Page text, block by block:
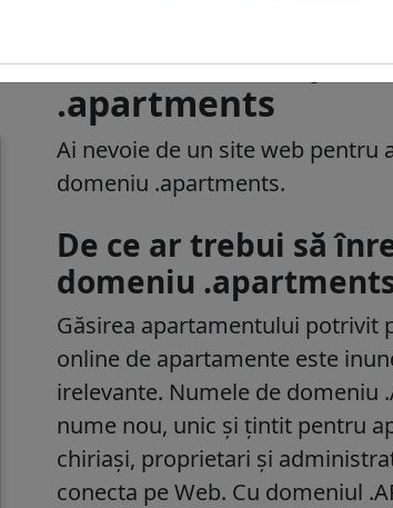
Informații despre
.apartments
Ai nevoie de un site web pentru
domeniu .apartments.
De ce ar trebui să
domeniu
Găsirea apartamentului potrivit
online de apartamente este
irelevante. Numele de domeniu
nume nou, unic și țintit pentru
chiriași, proprietari și
conecta pe Web. Cu domeniul